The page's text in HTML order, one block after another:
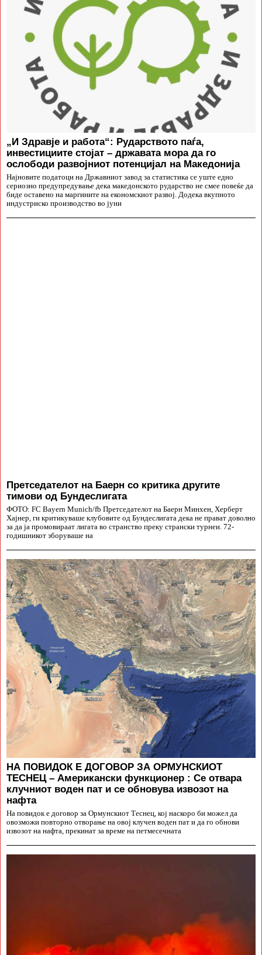
„И Здравје и работа“: Рударството паѓа,
инвестициите стојат – државата мора да го
ослободи развојниот потенцијал на Македонија
Најновите податоци на Државниот завод за статистика се уште едно
сериозно предупредување дека македонското рударство не смее повеќе да
биде оставено на маргините на економскиот развој. Додека вкупното
индустриско производство во јуни
Претседателот на Баерн со критика другите
тимови од Бундеслигата
ФОТО: FC Bayern Munich/fb Претседателот на Баерн Минхен, Херберт
Хајнер, ги критикуваше клубовите од Бундеслигата дека не прават доволно
за да ја промовираат лигата во странство преку странски турнеи. 72-
годишникот зборуваше на
НА ПОВИДОК Е ДОГОВОР ЗА ОРМУНСКИОТ
ТЕСНЕЦ – Американски функционер : Се отвара
клучниот воден пат и се обновува извозот на
нафта
На повидок е договор за Ормунскиот Теснец, кој наскоро би можел да
овозможи повторно отворање на овој клучен воден пат и да го обнови
извозот на нафта, прекинат за време на петмесечната